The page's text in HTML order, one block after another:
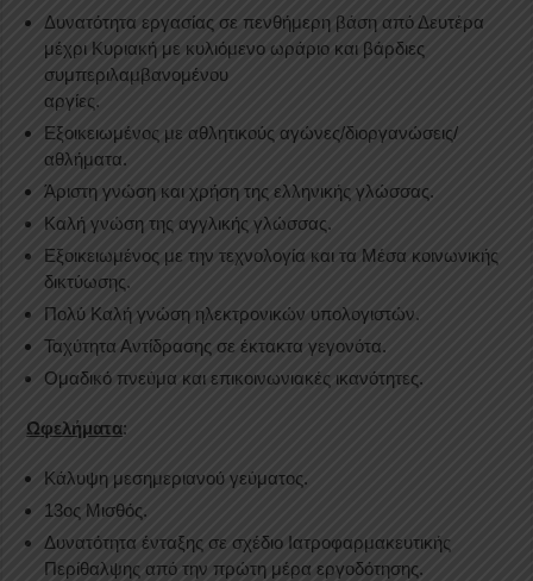
Δυνατότητα εργασίας σε πενθήμερη βάση από Δευτέρα
μέχρι Κυριακή με κυλιόμενο ωράριο και βάρδιες
συμπεριλαμβανομένου
αργίες.
Εξοικειωμένος με αθλητικούς αγώνες/διοργανώσεις/
αθλήματα.
Άριστη γνώση και χρήση της ελληνικής γλώσσας.
Καλή γνώση της αγγλικής γλώσσας.
Εξοικειωμένος με την τεχνολογία και τα Μέσα κοινωνικής
δικτύωσης.
Πολύ Καλή γνώση ηλεκτρονικών υπολογιστών.
Ταχύτητα Αντίδρασης σε έκτακτα γεγονότα.
Ομαδικό πνεύμα και επικοινωνιακές ικανότητες.
Ωφελήματα:
Κάλυψη μεσημεριανού γεύματος.
13ος Μισθός.
Δυνατότητα ένταξης σε σχέδιο Ιατροφαρμακευτικής
Περίθαλψης από την πρώτη μέρα εργοδότησης.